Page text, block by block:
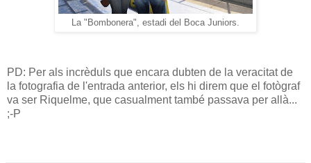
La "Bombonera", estadi del Boca Juniors.
PD: Per als incrèduls que encara dubten de la veracitat de
la fotografia de l'entrada anterior, els hi direm que el fotògraf
va ser Riquelme, que casualment també passava per allà...
;-P